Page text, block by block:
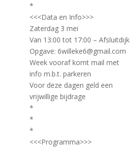
*
<<<Data en Info>>>
Zaterdag 3 mei
Van 13:00 tot 17:00 – Afsluitdijk
Opgave: 6willeke6@gmail.com
Week vooraf komt mail met
info m.b.t. parkeren
Voor deze dagen geld een
vrijwillige bijdrage
*
*
*
<<<Programma>>>